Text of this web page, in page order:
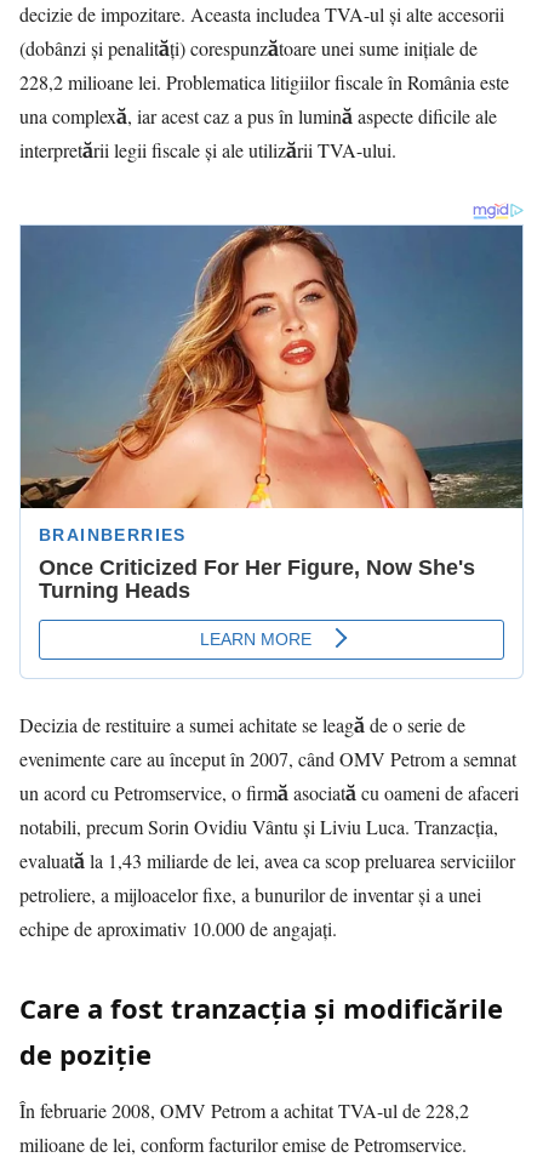
decizie de impozitare. Aceasta includea TVA-ul și alte accesorii
(dobânzi și penalități) corespunzătoare unei sume inițiale de
228,2 milioane lei. Problematica litigiilor fiscale în România este
una complexă, iar acest caz a pus în lumină aspecte dificile ale
interpretării legii fiscale și ale utilizării TVA-ului.
Decizia de restituire a sumei achitate se leagă de o serie de
evenimente care au început în 2007, când OMV Petrom a semnat
un acord cu Petromservice, o firmă asociată cu oameni de afaceri
notabili, precum Sorin Ovidiu Vântu și Liviu Luca. Tranzacția,
evaluată la 1,43 miliarde de lei, avea ca scop preluarea serviciilor
petroliere, a mijloacelor fixe, a bunurilor de inventar și a unei
echipe de aproximativ 10.000 de angajați.
Care a fost tranzacția și modificările
de poziție
În februarie 2008, OMV Petrom a achitat TVA-ul de 228,2
milioane de lei, conform facturilor emise de Petromservice.